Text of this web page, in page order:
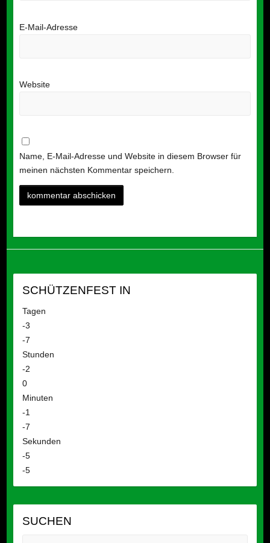
E-Mail-Adresse
Website
Name, E-Mail-Adresse und Website in diesem Browser für
meinen nächsten Kommentar speichern.
SCHÜTZENFEST IN
Tagen
-3
-7
Stunden
-2
0
Minuten
-1
-7
Sekunden
-5
-5
SUCHEN